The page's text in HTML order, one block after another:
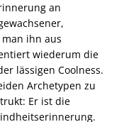
an
ihn aus
wiederum die
lässigen Coolness.
Archetypen zu
Er ist die